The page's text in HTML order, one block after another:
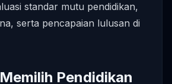
standar mutu pendidikan,
serta pencapaian lulusan di
Pendidikan